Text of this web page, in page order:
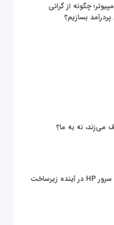
چگونه از گرانی
بسازیم؟
می‌زند، نه به ما؟
زیر پوست دنیای داده؛ نقش سرور HP در آینده زیرساخت